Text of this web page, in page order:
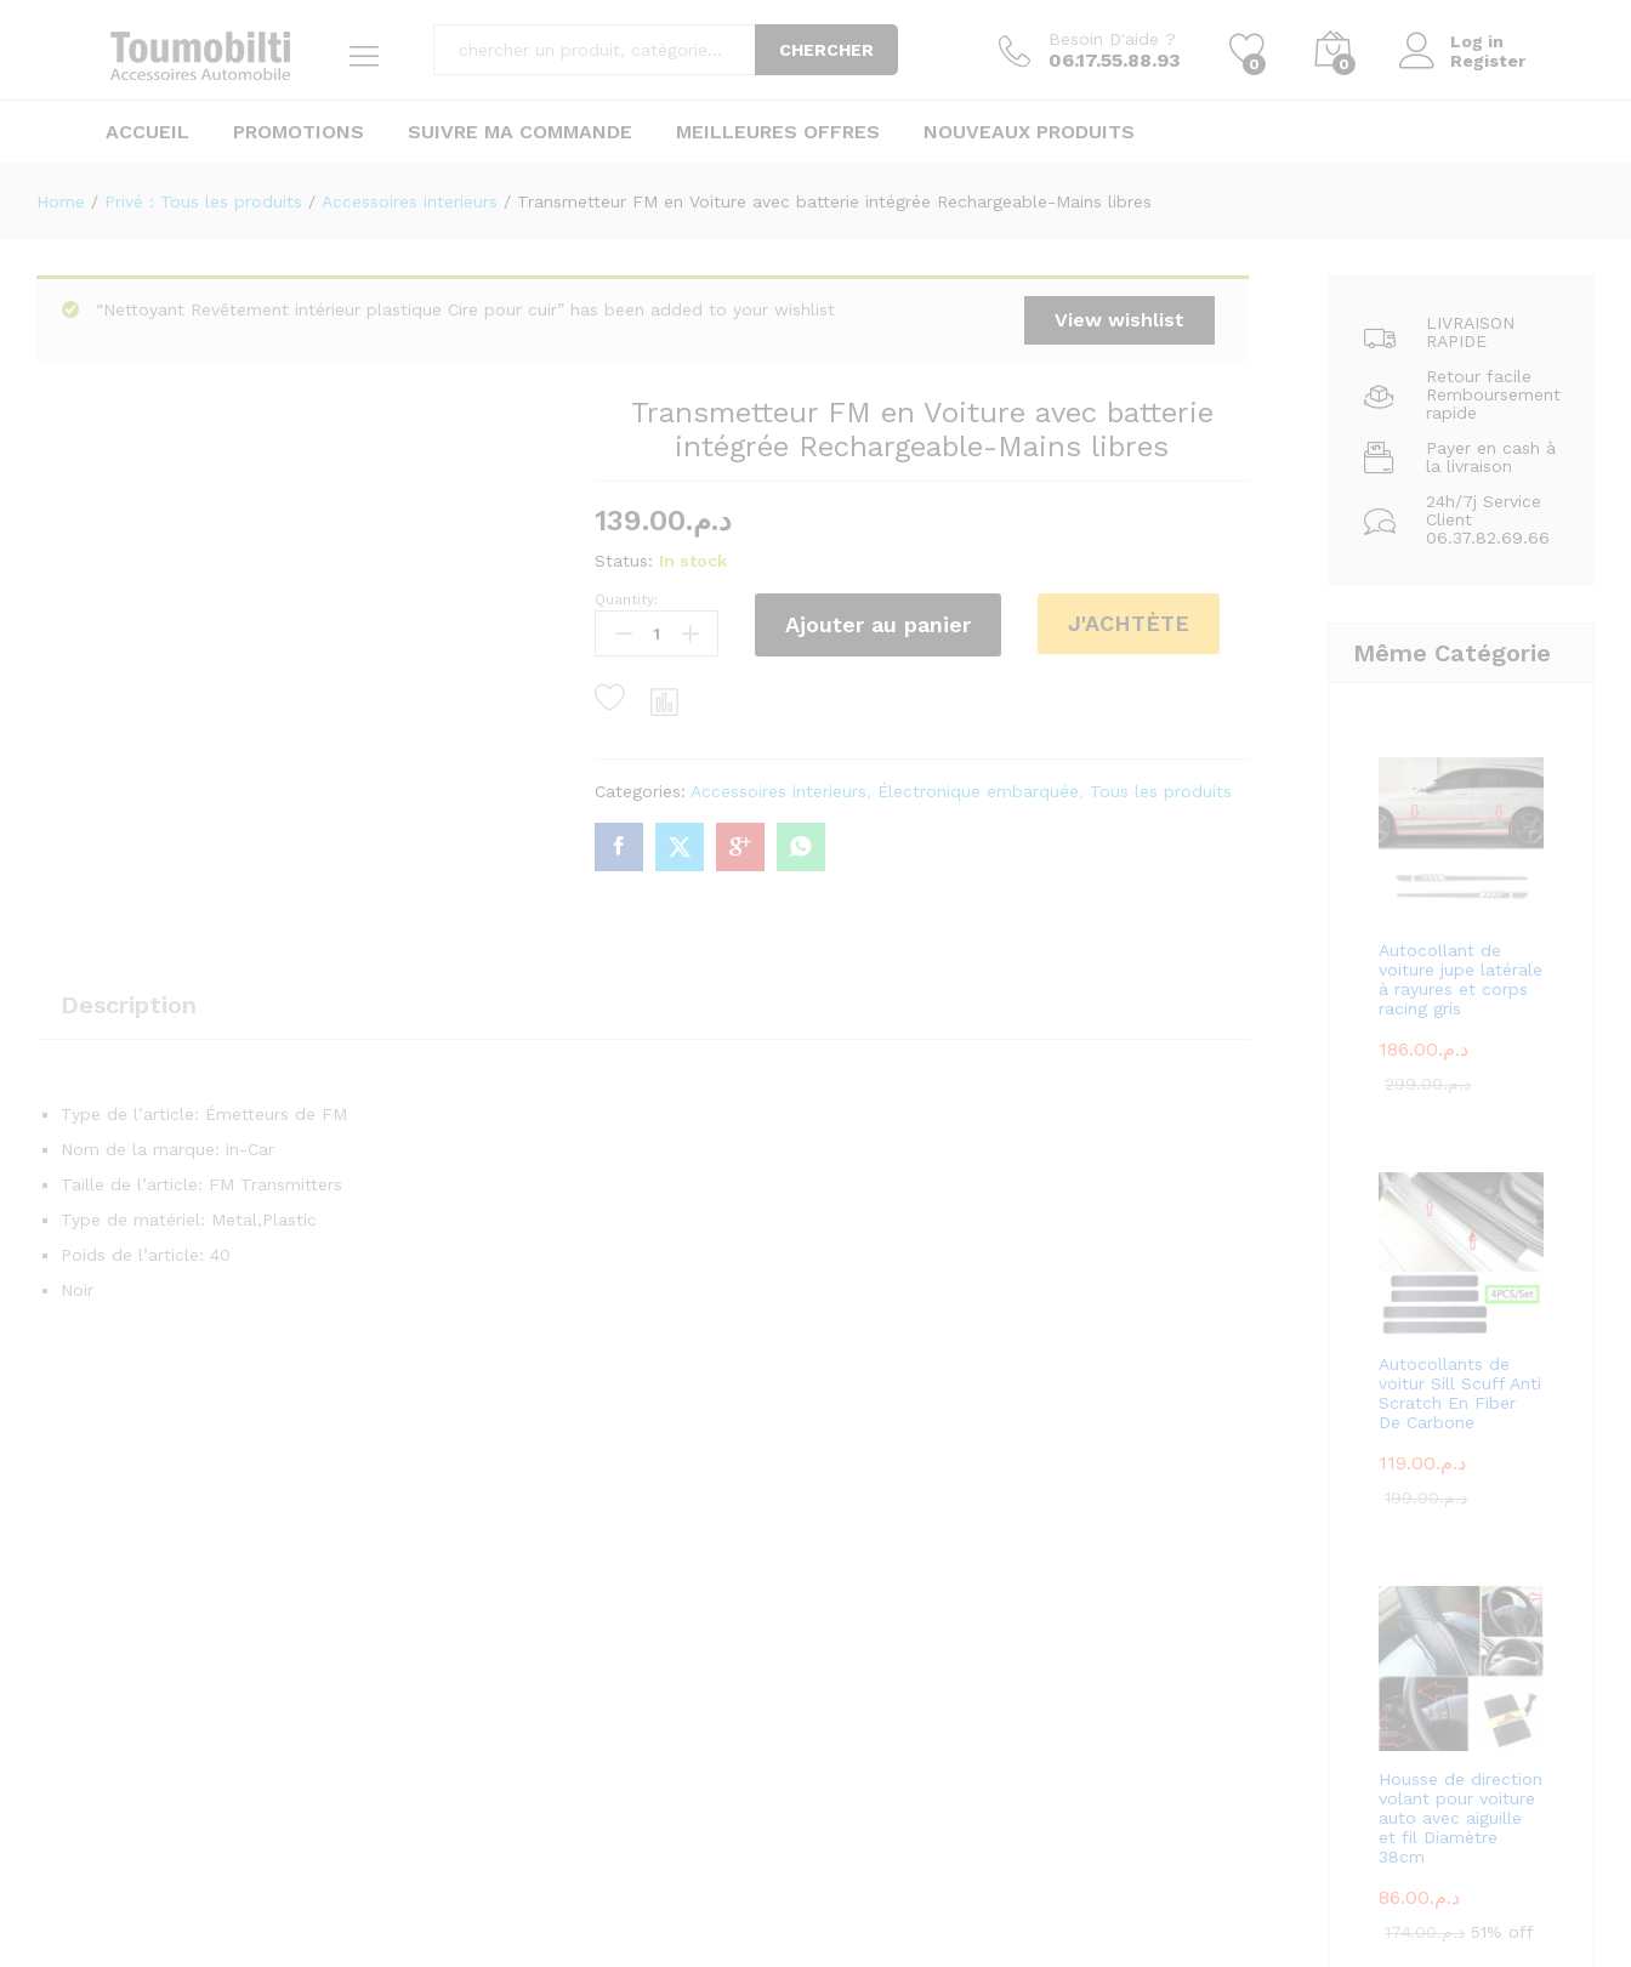
CHERCHER
Besoin D'aide ?
06.17.55.88.93 0 0
Log in
Register
ACCUEIL PROMOTIONS SUIVRE MA COMMANDE MEILLEURES OFFRES NOUVEAUX PRODUITS
Home / Privé : Tous les produits / Accessoires interieurs / Transmetteur FM en Voiture avec batterie intégrée Rechargeable-Mains libres
View wishlist
“Nettoyant Revêtement intérieur plastique Cire pour cuir” has been added to your wishlist
Transmetteur FM en Voiture avec batterie
intégrée Rechargeable-Mains libres
د.م.139.00
Status: In stock
Transmetteur
FM
Voiture
avec
Rechargeable-
libres
quantity
Quantity:
Ajouter au panier J'ACHTÈTE
Categories: Accessoires interieurs Électronique embarquée Tous les produits
Description
Type de l’article: Émetteurs de FM
Nom de la marque: in-Car
Taille de l’article: FM Transmitters
Type de matériel: Metal,Plastic
Poids de l’article: 40
Noir
LIVRAISON
RAPIDE
Retour facile
Remboursement
rapide
Payer en cash à
la livraison
24h/7j Service
Client
06.37.82.69.66
Même Catégorie
Autocollant de
voiture jupe latérale
à rayures et corps
racing gris
د.م.186.00
د.م.299.00
Autocollants de
voitur Sill Scuff Anti
Scratch En Fiber
De Carbone
د.م.119.00
د.م.199.00
Housse de direction
volant pour voiture
auto avec aiguille
et fil Diamètre
38cm
د.م.86.00
د.م.174.00 51% off
Description